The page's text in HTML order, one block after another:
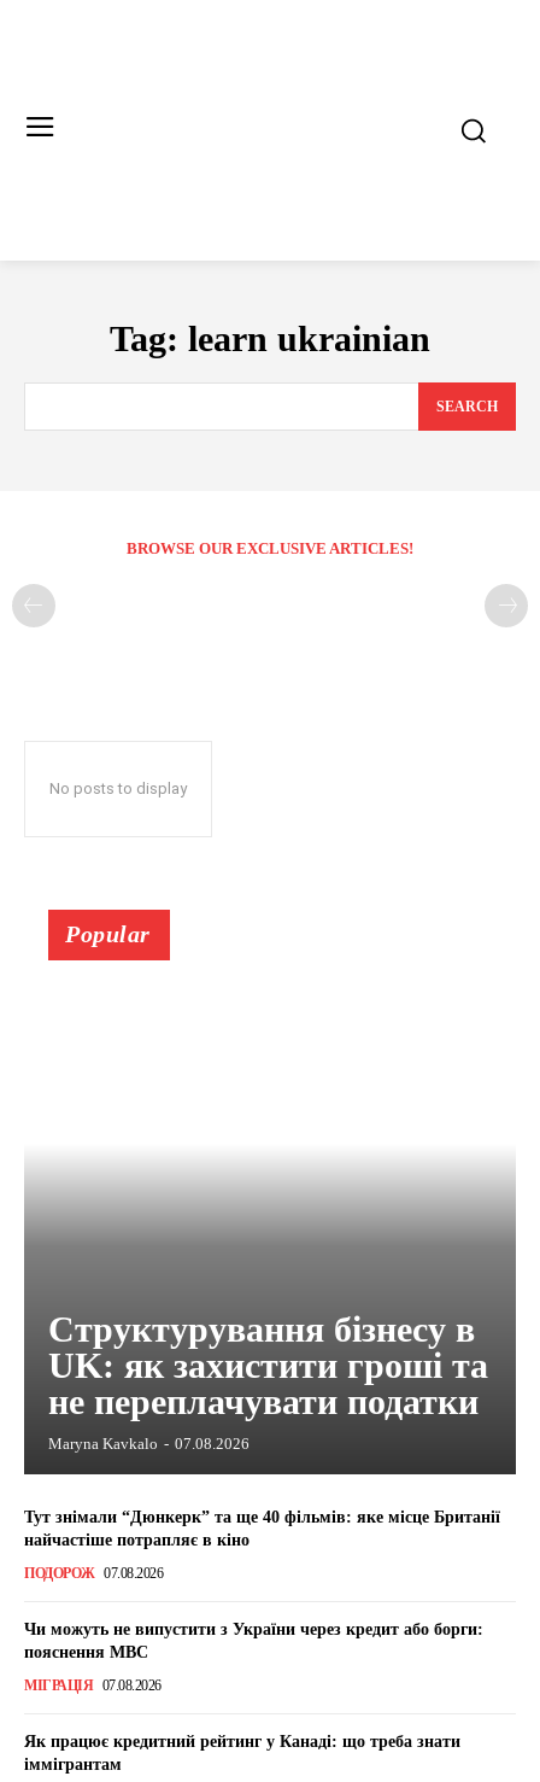
Tag: learn ukrainian
SEARCH
BROWSE OUR EXCLUSIVE ARTICLES!
No posts to display
Popular
Структурування бізнесу в
UK: як захистити гроші та
не переплачувати податки
Maryna Kavkalo - 07.08.2026
Тут знімали “Дюнкерк” та ще 40 фільмів: яке місце Британії
найчастіше потрапляє в кіно
ПОДОРОЖ 07.08.2026
Чи можуть не випустити з України через кредит або борги:
пояснення МВС
МІГРАЦІЯ 07.08.2026
Як працює кредитний рейтинг у Канаді: що треба знати
іммігрантам